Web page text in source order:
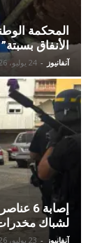
المحكمة
الأنفاق
آنفانيوز - 24 يوليو، 2026
لشباك مخدرات
آنفانيوز - 23 يوليو، 2026